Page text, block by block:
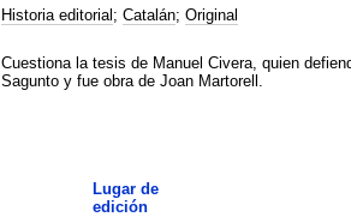
Historia editorial ; Catalán; Original
Cuestiona la tesis de Manuel Civera, quien
Sagunto y fue obra de Joan Martorell.
Lugar de
edición